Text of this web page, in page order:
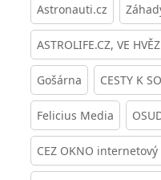
Astronauti.cz
ASTROLIFE.CZ, VE
Gošárna CESTY K
Felicius Media
CEZ OKNO